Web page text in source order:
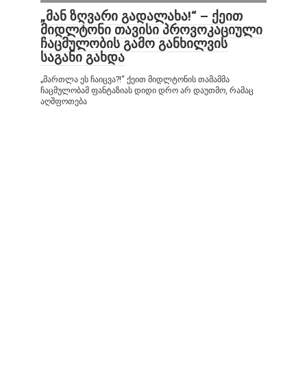
„მან ზღვარი გადალახა!“ – ქეით
მიდლტონი თავისი პროვოკაციული
ჩაცმულობის გამო განხილვის
საგანი გახდა
„მართლა ეს ჩაიცვა?!“ ქეით მიდლტონის თამამმა
ჩაცმულობამ ფანტაზიას დიდი დრო არ დაუთმო, რამაც
აღშფოთება